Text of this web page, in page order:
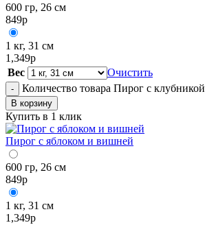
600 гр, 26 см
849р
1 кг, 31 см
1,349р
Вес
Очистить
- Количество товара Пирог с клубникой
В корзину
Купить в 1 клик
Пирог с яблоком и вишней
600 гр, 26 см
849р
1 кг, 31 см
1,349р